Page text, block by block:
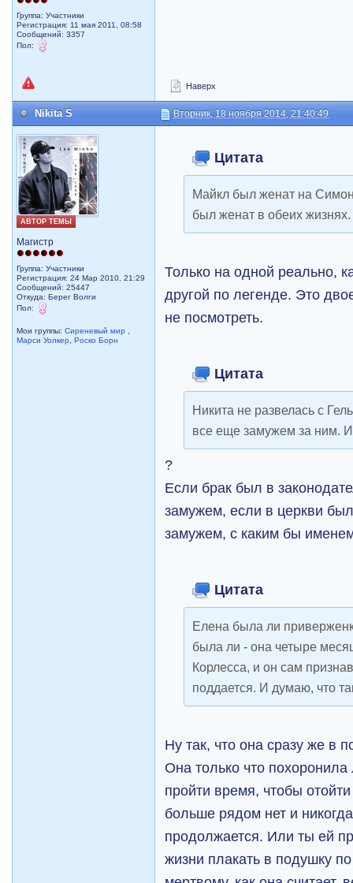
Группа: Участники
Регистрация: 11 мая 2011, 08:58
Сообщений: 3357
Пол:
Наверх
Nikita S Вторник, 18 ноября 2014, 21:40:49
АВТОР ТЕМЫ
Магистр
Группа: Участники
Регистрация: 24 Мар 2010, 21:29
Сообщений: 25447
Откуда: Берег Волги
Пол:
Мои группы:Сиреневый мир
Марси Уолкер
,Роско Борн
Цитата
Майкл был женат на
был женат в обеих жизнях.
Только на одной реально,
другой по легенде. Это
не посмотреть.
Цитата
Никита не развелась с
все еще замужем за ним.
?
Если брак был в
замужем, если в церкви
замужем, с каким бы
Цитата
Елена была ли
была ли - она четыре
Корлесса, и он сам
поддается. И думаю, что
Ну так, что она сразу же в
Она только что
пройти время, чтобы
больше рядом нет и
продолжается. Или ты ей
жизни плакать в подушку